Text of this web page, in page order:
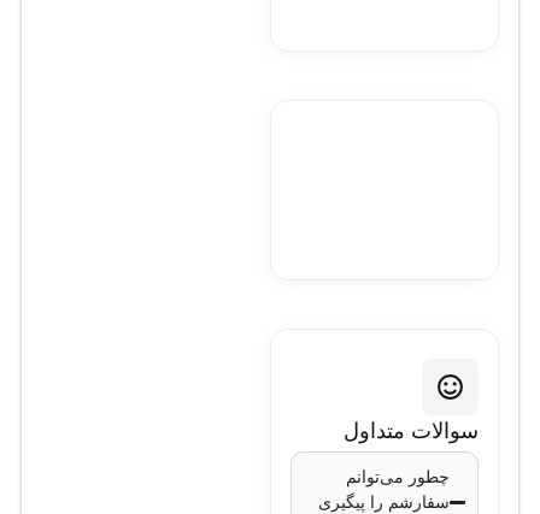
سوالات متداول
چطور می‌توانم
سفارشم را پیگیری